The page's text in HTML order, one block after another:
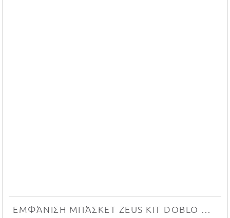
ΕΜΦΆΝΙΣΗ ΜΠΆΣΚΕΤ ZEUS KIT DOBLO NEW (GIALLO/BLU)